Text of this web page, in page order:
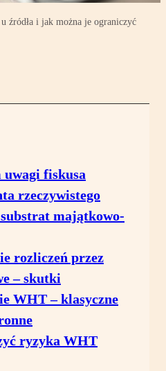
źródła i jak można je ograniczyć
fiskusa
rzeczywistego
majątkowo-
rozliczeń przez
– skutki
WHT – klasyczne
ryzyka WHT